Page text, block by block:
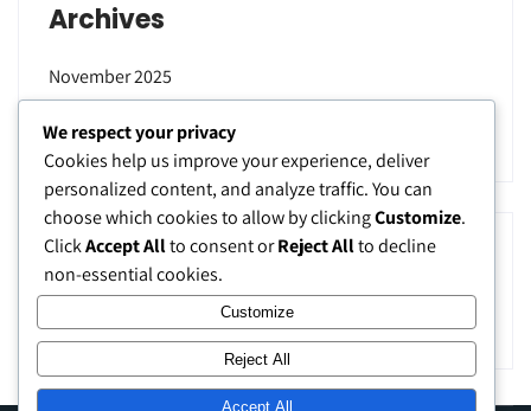
Archives
November 2025
September 2025
Categories
We respect your privacy
Cookies help us improve your experience, deliver
personalized content, and analyze traffic. You can
choose which cookies to allow by clickingCustomize.
ClickAccept Allto consent orReject Allto decline
non-essential cookies.
Customize
Reject All
Accept All